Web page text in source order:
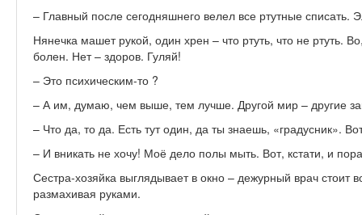
– Главный после сегодняшнего велел все ртутные списать.
Нянечка машет рукой, один хрен – что ртуть, что не ртуть.
болен. Нет – здоров. Гуляй!
– Это психическим-то ?
– А им, думаю, чем выше, тем лучше. Другой мир – другие
– Что да, то да. Есть тут один, да ты знаешь, «градусник».
– И вникать не хочу! Моё дело полы мыть. Вот, кстати, и
Сестра-хозяйка выглядывает в окно – дежурный врач стоит
размахивая руками.